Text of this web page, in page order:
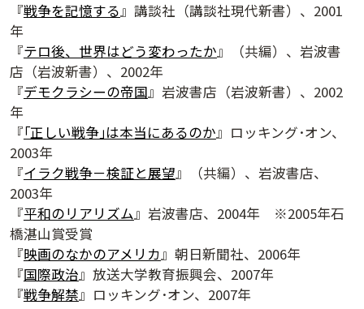
『戦争を記憶する』講談社（講談社現代新書）、2001
年
『テロ後、世界はどう変わったか』（共編）、岩波書
店（岩波新書）、2002年
『デモクラシーの帝国』岩波書店（岩波新書）、2002
年
『｢正しい戦争｣は本当にあるのか』ロッキング･オン、
2003年
『イラク戦争－検証と展望』（共編）、岩波書店、
2003年
『平和のリアリズム』岩波書店、2004年 ※2005年石
橋湛山賞受賞
『映画のなかのアメリカ』朝日新聞社、2006年
『国際政治』放送大学教育振興会、2007年
『戦争解禁』ロッキング･オン、2007年